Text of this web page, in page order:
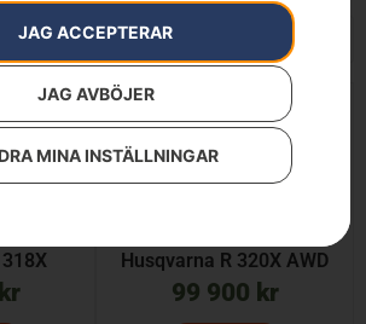
JAG ACCEPTERAR
JAG AVBÖJER
MINA INSTÄLLNINGAR
kr
Husqvarna R 320X AWD
99 900 kr